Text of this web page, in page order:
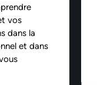
vos
dans la
et dans